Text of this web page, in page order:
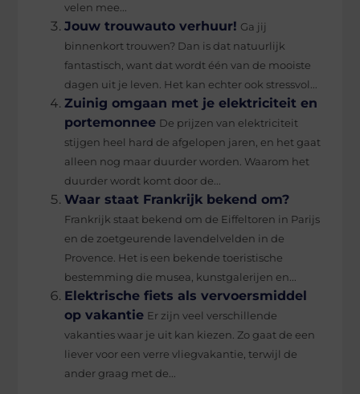
velen mee...
Jouw trouwauto verhuur! Ga jij
binnenkort trouwen? Dan is dat natuurlijk
fantastisch, want dat wordt één van de mooiste
dagen uit je leven. Het kan echter ook stressvol...
Zuinig omgaan met je elektriciteit en
portemonnee De prijzen van elektriciteit
stijgen heel hard de afgelopen jaren, en het gaat
alleen nog maar duurder worden. Waarom het
duurder wordt komt door de...
Waar staat Frankrijk bekend om?
Frankrijk staat bekend om de Eiffeltoren in Parijs
en de zoetgeurende lavendelvelden in de
Provence. Het is een bekende toeristische
bestemming die musea, kunstgalerijen en...
Elektrische fiets als vervoersmiddel
op vakantie Er zijn veel verschillende
vakanties waar je uit kan kiezen. Zo gaat de een
liever voor een verre vliegvakantie, terwijl de
ander graag met de...